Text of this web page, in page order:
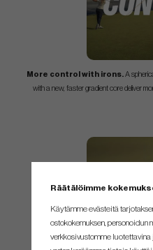
More control with irons.A
with a new, faster gradient core deliver
Räätälöimme
Käytämme evästeitä
ostokokemuksen, personoidun
verkkosivustomme